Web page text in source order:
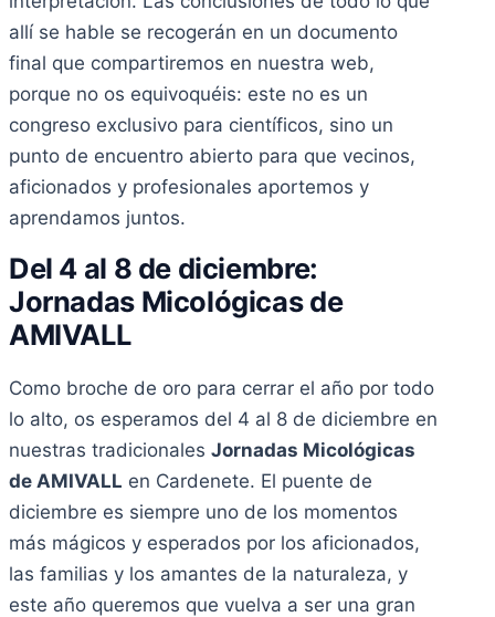
allí se hable se recogerán en un documento
final que compartiremos en nuestra web,
porque no os equivoquéis: este no es un
congreso exclusivo para científicos, sino un
punto de encuentro abierto para que vecinos,
aficionados y profesionales aportemos y
aprendamos juntos.
Del 4 al 8 de diciembre:
Jornadas Micológicas de
AMIVALL
Como broche de oro para cerrar el año por todo
lo alto, os esperamos del 4 al 8 de diciembre en
nuestras tradicionales Jornadas Micológicas
de AMIVALL en Cardenete. El puente de
diciembre es siempre uno de los momentos
más mágicos y esperados por los aficionados,
las familias y los amantes de la naturaleza, y
este año queremos que vuelva a ser una gran